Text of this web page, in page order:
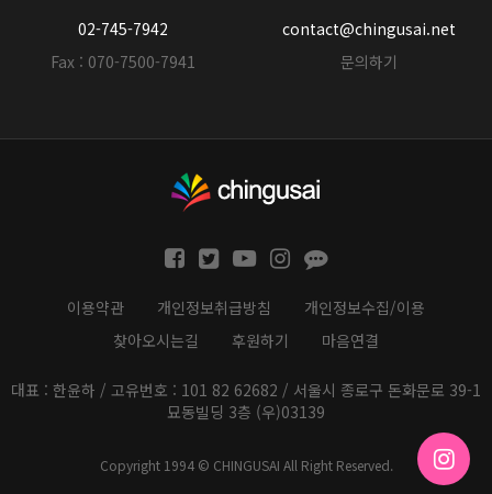
02-745-7942
Fax : 070-7500-7941
contact@chingusai.net
문의하기
이용약관 개인정보취급방침
개인정보수집/이용
찾아오시는길
후원하기 마음연결
대표 : 한윤하 / 고유번호 : 101 82 62682 / 서울시 종로구 돈화문로 39-1
묘동빌딩 3층 (우)03139
Copyright 1994 © CHINGUSAI All Right Reserved.